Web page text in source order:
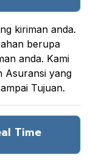
kiriman anda.
berupa
anda. Kami
Asuransi yang
Tujuan.
Time